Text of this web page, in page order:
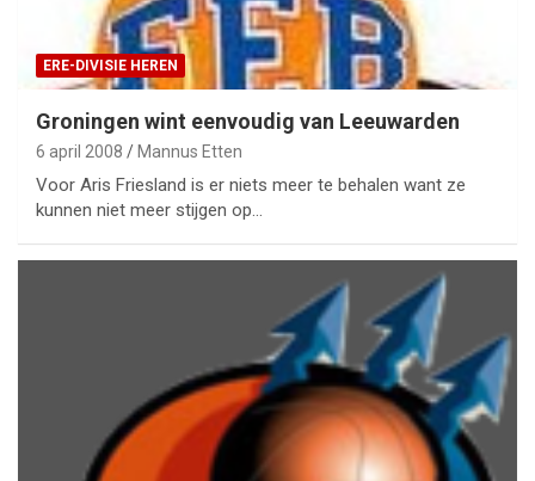
ERE-DIVISIE HEREN
Groningen wint eenvoudig van Leeuwarden
6 april 2008 Mannus Etten
Voor Aris Friesland is er niets meer te behalen want ze
kunnen niet meer stijgen op…